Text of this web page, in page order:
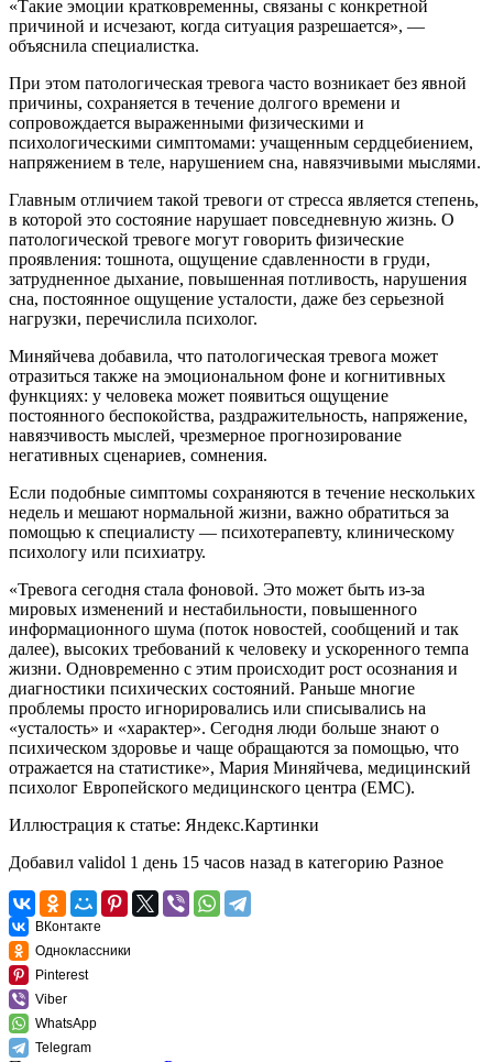
«Такие эмоции кратковременны, связаны с конкретной
причиной и исчезают, когда ситуация разрешается», —
объяснила специалистка.
При этом патологическая тревога часто возникает без явной
причины, сохраняется в течение долгого времени и
сопровождается выраженными физическими и
психологическими симптомами: учащенным сердцебиением,
напряжением в теле, нарушением сна, навязчивыми мыслями.
Главным отличием такой тревоги от стресса является степень,
в которой это состояние нарушает повседневную жизнь. О
патологической тревоге могут говорить физические
проявления: тошнота, ощущение сдавленности в груди,
затрудненное дыхание, повышенная потливость, нарушения
сна, постоянное ощущение усталости, даже без серьезной
нагрузки, перечислила психолог.
Миняйчева добавила, что патологическая тревога может
отразиться также на эмоциональном фоне и когнитивных
функциях: у человека может появиться ощущение
постоянного беспокойства, раздражительность, напряжение,
навязчивость мыслей, чрезмерное прогнозирование
негативных сценариев, сомнения.
Если подобные симптомы сохраняются в течение нескольких
недель и мешают нормальной жизни, важно обратиться за
помощью к специалисту — психотерапевту, клиническому
психологу или психиатру.
«Тревога сегодня стала фоновой. Это может быть из-за
мировых изменений и нестабильности, повышенного
информационного шума (поток новостей, сообщений и так
далее), высоких требований к человеку и ускоренного темпа
жизни. Одновременно с этим происходит рост осознания и
диагностики психических состояний. Раньше многие
проблемы просто игнорировались или списывались на
«усталость» и «характер». Сегодня люди больше знают о
психическом здоровье и чаще обращаются за помощью, что
отражается на статистике», Мария Миняйчева, медицинский
психолог Европейского медицинского центра (ЕМС).
Иллюстрация к статье: Яндекс.Картинки
Добавил validol 1 день 15 часов назад в категорию Разное
ВКонтакте
Одноклассники
Pinterest
Viber
WhatsApp
Telegram